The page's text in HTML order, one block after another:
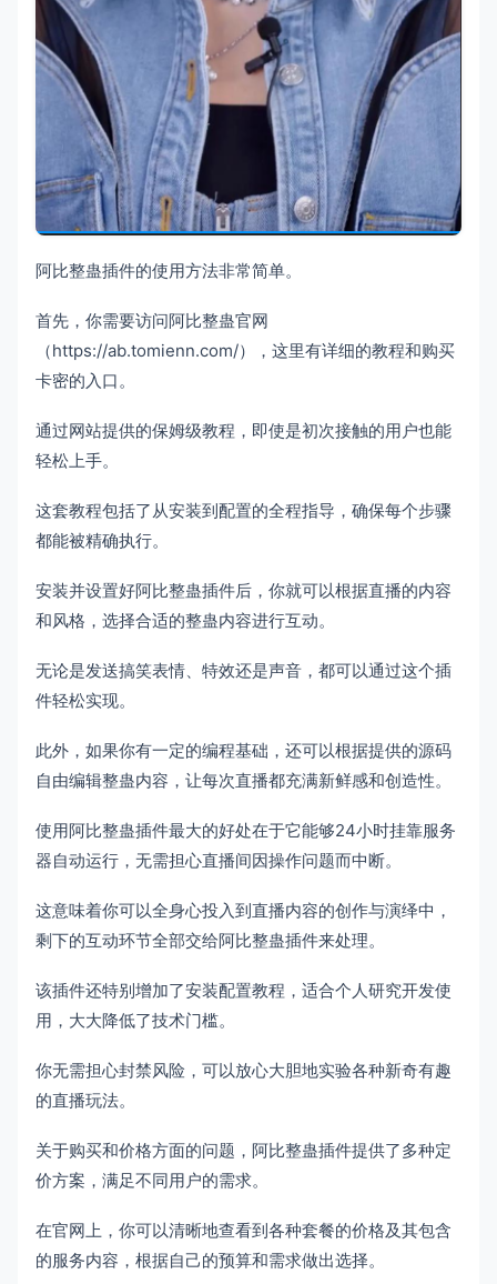
阿比整蛊插件的使用方法非常简单。
首先，你需要访问阿比整蛊官网
（https://ab.tomienn.com/），这里有详细的教程和购买
卡密的入口。
通过网站提供的保姆级教程，即使是初次接触的用户也能
轻松上手。
这套教程包括了从安装到配置的全程指导，确保每个步骤
都能被精确执行。
安装并设置好阿比整蛊插件后，你就可以根据直播的内容
和风格，选择合适的整蛊内容进行互动。
无论是发送搞笑表情、特效还是声音，都可以通过这个插
件轻松实现。
此外，如果你有一定的编程基础，还可以根据提供的源码
自由编辑整蛊内容，让每次直播都充满新鲜感和创造性。
使用阿比整蛊插件最大的好处在于它能够24小时挂靠服务
器自动运行，无需担心直播间因操作问题而中断。
这意味着你可以全身心投入到直播内容的创作与演绎中，
剩下的互动环节全部交给阿比整蛊插件来处理。
该插件还特别增加了安装配置教程，适合个人研究开发使
用，大大降低了技术门槛。
你无需担心封禁风险，可以放心大胆地实验各种新奇有趣
的直播玩法。
关于购买和价格方面的问题，阿比整蛊插件提供了多种定
价方案，满足不同用户的需求。
在官网上，你可以清晰地查看到各种套餐的价格及其包含
的服务内容，根据自己的预算和需求做出选择。